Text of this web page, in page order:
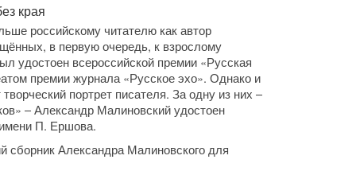
края
российскому читателю как автор
в первую очередь, к взрослому
удостоен всероссийской премии «Русская
премии журнала «Русское эхо». Однако и
портрет писателя. За одну из них –
– Александр Малиновский удостоен
П. Ершова.
сборник Александра Малиновского для